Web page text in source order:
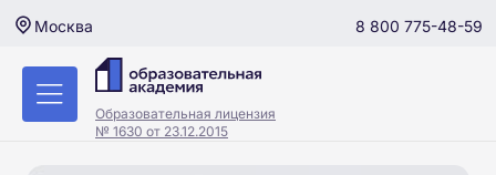
Москва 8 800 775-48-59
Образовательная лицензия
№ 1630 от 23.12.2015